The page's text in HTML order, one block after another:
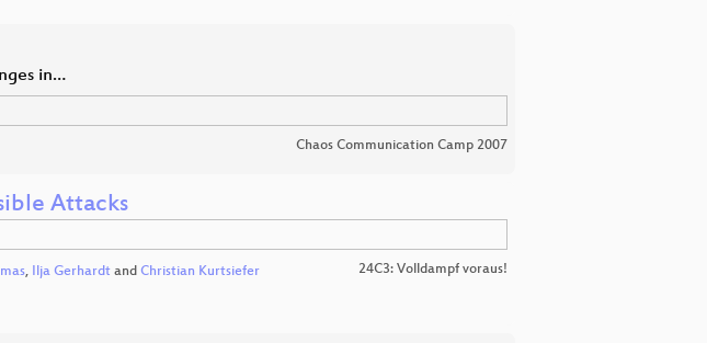
in…
Chaos Communication Camp 2007
Attacks
, Ilja Gerhardt and Christian Kurtsiefer 24C3: Volldampf voraus!